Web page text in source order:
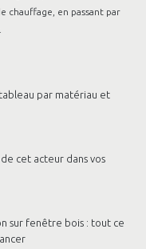
chauffage, en passant par
par matériau et
cet acteur dans vos
sur fenêtre bois : tout ce